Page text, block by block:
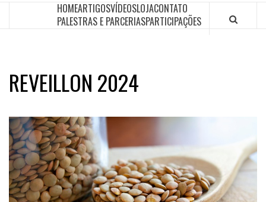
HOMEARTIGOSVÍDEOSLOJACONTATO
PALESTRAS E PARCERIASPARTICIPAÇÕES
REVEILLON 2024